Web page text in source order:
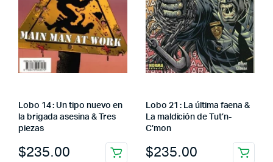
Lobo 14 : Un tipo nuevo en
la brigada asesina & Tres
piezas
$235.00
Lobo 21 : La última faena &
La maldición de Tut’n-
C’mon
$235.00